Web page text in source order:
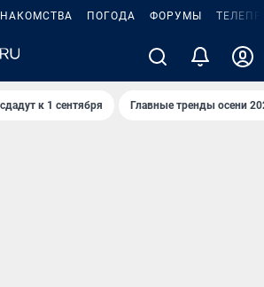
ПОГОДА ФОРУМЫ
к 1 сентября Главные тренды осени